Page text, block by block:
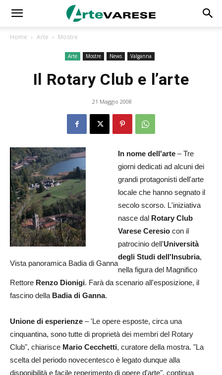
Home Arte Mostre
Arte Mostre News Valganna
Il Rotary Club e l’arte
21 Maggio 2008
Vista panoramica Badia di Ganna
In nome dell'arte – Tre
giorni dedicati ad alcuni dei
grandi protagonisti dell'arte
locale che hanno segnato il
secolo scorso. L'iniziativa
nasce dal Rotary Club
Varese Ceresio con il
patrocinio dell'Università
degli Studi dell'Insubria,
nella figura del Magnifico
Rettore Renzo Dionigi. Farà da scenario all'esposizione, il
fascino della Badia di Ganna.
Unione di esperienze – 'Le opere esposte, circa una
cinquantina, sono tutte di proprietà dei membri del Rotary
Club", chiarisce Mario Cecchetti, curatore della mostra. "La
scelta del periodo novecentesco è legato dunque alla
disponibilità e facile reperimento di opere d'arte", continua